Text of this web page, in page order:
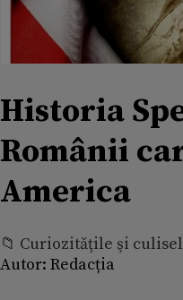
Historia
Românii
America
📁 Curiozităţile şi
Autor: Redacția